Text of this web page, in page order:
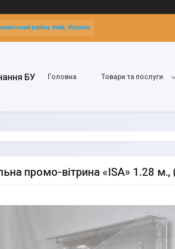
район, Київ, Україна
БУ Головна Товари та послуги
промо-вітрина «ISA» 1.28 м.,